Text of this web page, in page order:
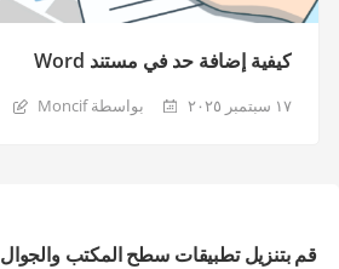
كيفية إضافة حد في مستند Word
١٧ سبتمبر ٢٠٢٥ بواسطة Moncif
قم بتنزيل تطبيقات سطح المكتب والجوال ONLYOFFICE لـ